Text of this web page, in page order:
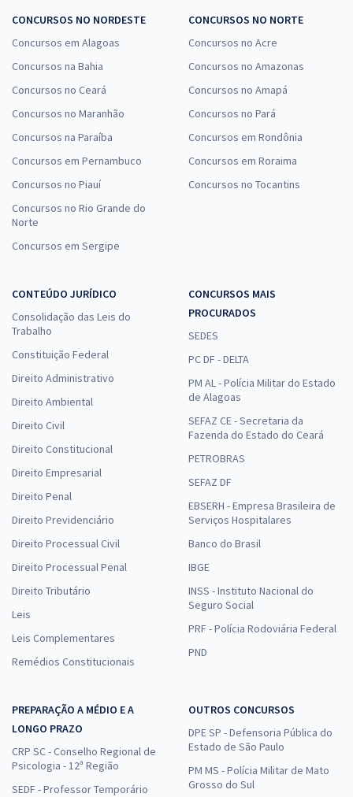
CONCURSOS NO NORDESTE
Concursos em Alagoas
Concursos na Bahia
Concursos no Ceará
Concursos no Maranhão
Concursos na Paraíba
Concursos em Pernambuco
Concursos no Piauí
Concursos no Rio Grande do
Norte
Concursos em Sergipe
CONCURSOS NO NORTE
Concursos no Acre
Concursos no Amazonas
Concursos no Amapá
Concursos no Pará
Concursos em Rondônia
Concursos em Roraima
Concursos no Tocantins
CONTEÚDO JURÍDICO
Consolidação das Leis do
Trabalho
Constituição Federal
Direito Administrativo
Direito Ambiental
Direito Civil
Direito Constitucional
Direito Empresarial
Direito Penal
Direito Previdenciário
Direito Processual Civil
Direito Processual Penal
Direito Tributário
Leis
Leis Complementares
Remédios Constitucionais
CONCURSOS MAIS
PROCURADOS
SEDES
PC DF - DELTA
PM AL - Polícia Militar do Estado
de Alagoas
SEFAZ CE - Secretaria da
Fazenda do Estado do Ceará
PETROBRAS
SEFAZ DF
EBSERH - Empresa Brasileira de
Serviços Hospitalares
Banco do Brasil
IBGE
INSS - Instituto Nacional do
Seguro Social
PRF - Polícia Rodoviária Federal
PND
PREPARAÇÃO A MÉDIO E A
LONGO PRAZO
CRP SC - Conselho Regional de
Psicologia - 12ª Região
SEDF - Professor Temporário
OUTROS CONCURSOS
DPE SP - Defensoria Pública do
Estado de São Paulo
PM MS - Polícia Militar de Mato
Grosso do Sul